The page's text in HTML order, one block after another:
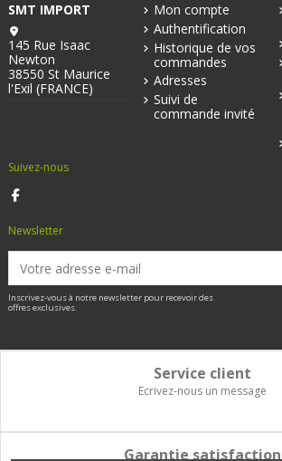
SMT IMPORT
145 Rue Isaac
Newton
38550 St Maurice
l'Exil (FRANCE)
Mon compte
Authentification
Historique de vos
commandes
Adresses
Suivi de
commande invité
Suivez-nous
Newsletter
Inscrivez-vous à notre newsletter pour recevoir des
offres exclusives.
Service client
Ecrivez-nous un message
Garantie satisfaction